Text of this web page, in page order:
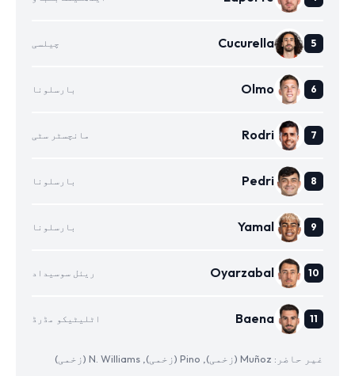
Cucurella چیلسی
Olmo بارسلونا
Rodri مانچسٹر سٹی
Pedri بارسلونا
Yamal بارسلونا
Oyarzabal ریئل سوسیداد
Baena اٹلیٹیکو مڈرڈ
غیر حاضر: Muñoz (زخمی), Pino (زخمی), N. Williams (زخمی)